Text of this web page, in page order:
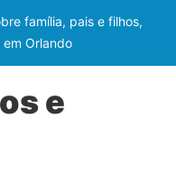
família, pais e filhos,
Orlando
e